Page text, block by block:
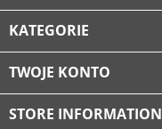
KATEGORIE
TWOJE KONTO
STORE INFORMATION